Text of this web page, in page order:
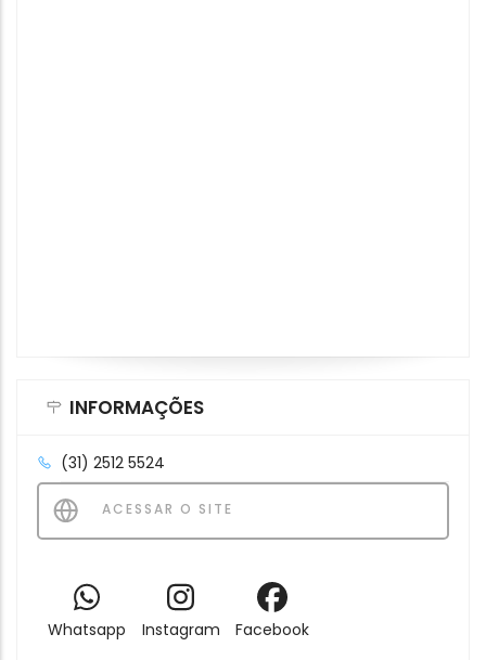
INFORMAÇÕES
(31) 2512 5524
ACESSAR O SITE
Whatsapp Instagram Facebook